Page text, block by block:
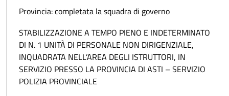
Provincia: completata la squadra di governo
STABILIZZAZIONE A TEMPO PIENO E INDETERMINATO
DI N. 1 UNITÀ DI PERSONALE NON DIRIGENZIALE,
INQUADRATA NELL’AREA DEGLI ISTRUTTORI, IN
SERVIZIO PRESSO LA PROVINCIA DI ASTI – SERVIZIO
POLIZIA PROVINCIALE